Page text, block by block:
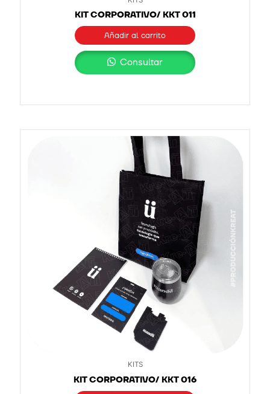
KIT CORPORATIVO/ KKT 011
Añadir al carrito
Consultar
KITS
KIT CORPORATIVO/ KKT 016